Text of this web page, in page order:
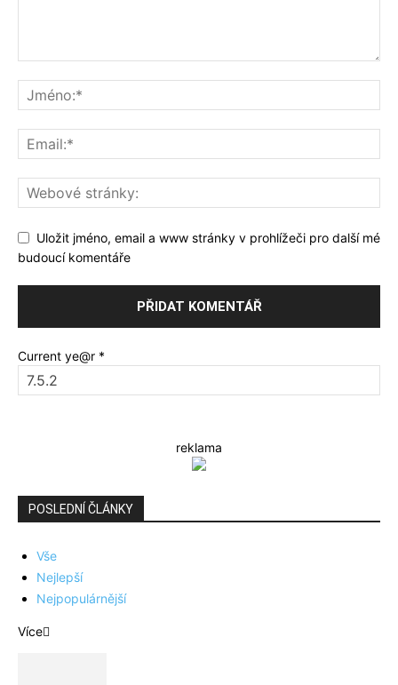
Uložit jméno, email a www stránky v prohlížeči pro další mé
budoucí komentáře
Current ye@r *
reklama
POSLEDNÍ ČLÁNKY
Vše
Nejlepší
Nejpopulárnější
Více